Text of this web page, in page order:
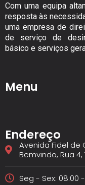
Com uma equipa
resposta às
uma empresa de
de serviço de
básico e serviços
Menu
Endereço
Avenida Fidel de
Bemvindo, Rua
Seg - Sex: 08:00 -